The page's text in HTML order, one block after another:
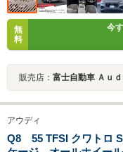
無
料
今
販売店： 富士自動車 Ａｕｄｉ Ａ
アウディ
Q8 55 TFSI クワトロ